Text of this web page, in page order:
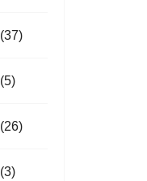
(37)
(5)
(26)
(3)